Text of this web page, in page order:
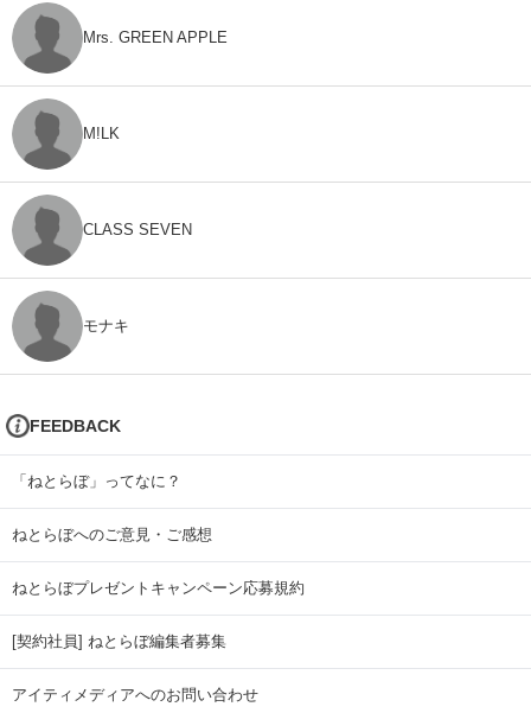
Mrs. GREEN APPLE
M!LK
CLASS SEVEN
モナキ
FEEDBACK
「ねとらぼ」ってなに？
ねとらぼへのご意見・ご感想
ねとらぼプレゼントキャンペーン応募規約
[契約社員] ねとらぼ編集者募集
アイティメディアへのお問い合わせ